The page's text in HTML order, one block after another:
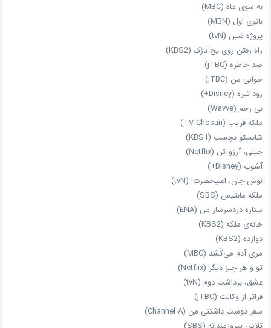
به سوی ماه (MBC)
بانوی اول (MBN)
پروژه شین (tvN)
راه رفتن روی یخ نازک (KBS2)
صد خاطره (jTBC)
جوانی من (jTBC)
رود تیره (Disney+)
بی‌ رحم (Wavve)
ملکه فریب (TV Chosun)
شانستو بچسب (KBS1)
جینی، آرزو کن (Netflix)
آشوب (Disney+)
نوش جان، اعلیحضرت! (tvN)
ملکه‌ مانتیس (SBS)
ستاره دردسرساز من (ENA)
خانه‌ی ملکه (KBS2)
دوازده (KBS2)
مری آدم می‌کُشد (MBC)
تو و هر چیز دیگر (Netflix)
عشق، برداشت دوم (tvN)
فراتر از وکالت (jTBC)
سفر دوست‌ داشتنی من (Channel A)